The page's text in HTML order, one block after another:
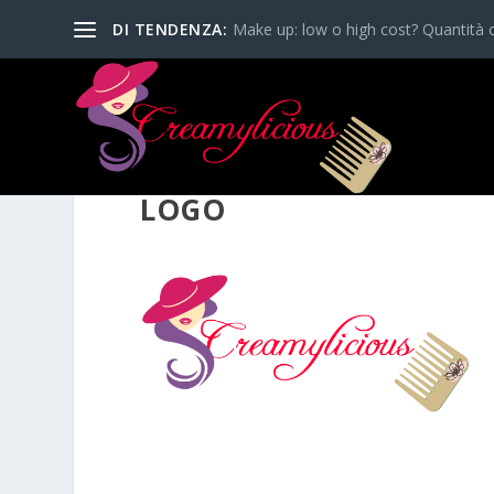
DI TENDENZA: Make up: low o high cost? Quantità
LOGO